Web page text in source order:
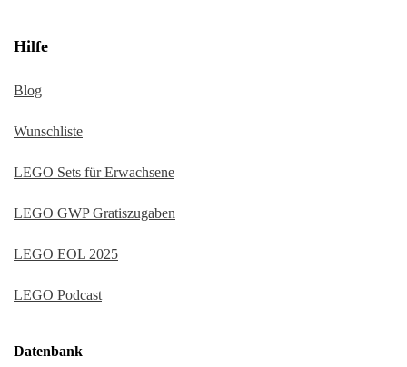
Hilfe
Blog
Wunschliste
LEGO Sets für Erwachsene
LEGO GWP Gratiszugaben
LEGO EOL 2025
LEGO Podcast
Datenbank